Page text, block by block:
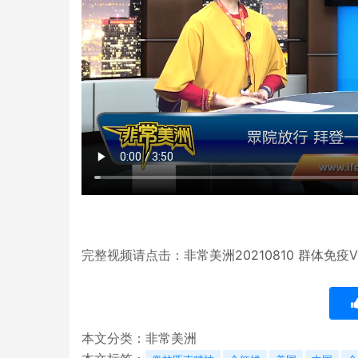
完整视频请点击： 非常美洲20210810 群体免疫
本文分类： 非常美洲